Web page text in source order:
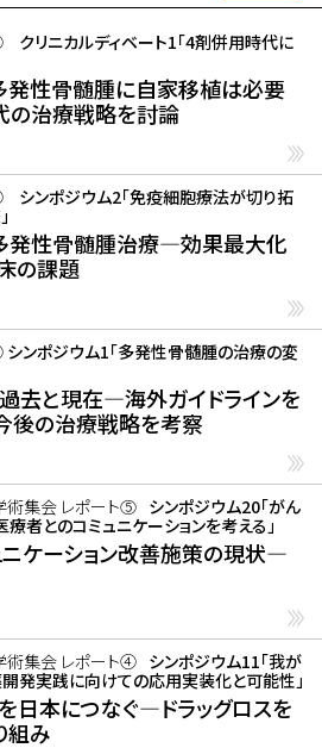
クリニカルディベート1「4剤併用時代に
発性骨髄腫に自家移植は必要
治療戦略を討論
シンポジウム2「免疫細胞療法が切り拓
発性骨髄腫治療―効果最大化
の課題
シンポジウム1「多発性骨髄腫の治療の変
去と現在―海外ガイドラインを
後の治療戦略を考察
術集会 レポート⑤ シンポジウム20「がん
者とのコミュニケーションを考える」
ニケーション改善施策の現状―
術集会 レポート④ シンポジウム11「我が
発実践に向けての応用実装化と可能性」
日本につなぐ―ドラッグロスを
組み